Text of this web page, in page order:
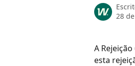
28
A
esta